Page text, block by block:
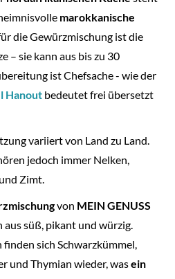
marokkanische
die Gewürzmischung ist die
– sie kann aus bis zu 30
ist Chefsache - wie der
Hanout bedeutet frei übersetzt
variiert von Land zu Land.
jedoch immer Nelken,
Zimt.
von MEIN GENUSS
süß, pikant und würzig.
sich Schwarzkümmel,
und Thymian wieder, wasein